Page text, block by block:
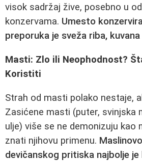
visok sadržaj žive, posebno u
konzervama. Umesto
preporuka je sveža riba,
Masti: Zlo ili Neophodnost?
Koristiti
Strah od masti polako nestaje,
Zasićene masti (puter, svinjska
ulje) više se ne demonizuju kao
znati njihovu primenu.
devičanskog pritiska najbolje